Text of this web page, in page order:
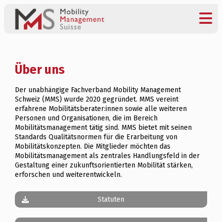
Über uns
Der unabhängige Fachverband Mobility Management
Schweiz (MMS) wurde 2020 gegründet. MMS vereint
erfahrene Mobilitätsberater:innen sowie alle weiteren
Personen und Organisationen, die im Bereich
Mobilitätsmanagement tätig sind. MMS bietet mit seinen
Standards Qualitätsnormen für die Erarbeitung von
Mobilitätskonzepten. Die Mitglieder möchten das
Mobilitätsmanagement als zentrales Handlungsfeld in der
Gestaltung einer zukunftsorientierten Mobilität stärken,
erforschen und weiterentwickeln.
Statuten